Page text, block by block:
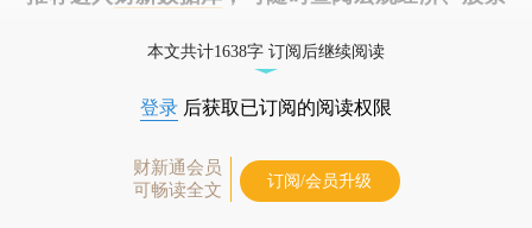
本文共计1638字 订阅后继续阅读
登录 后获取已订阅的阅读权限
财新通会员
可畅读全文
订阅/会员升级